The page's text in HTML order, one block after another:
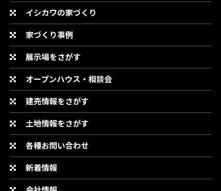
イシカワの家づくり
家づくり事例
展示場をさがす
オープンハウス・相談会
建売情報をさがす
土地情報をさがす
各種お問い合わせ
新着情報